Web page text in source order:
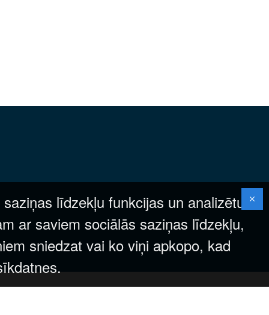
līdzekļu funkcijas un analizētu
ar saviem sociālās saziņas līdzekļu,
sniedzat vai ko viņi apkopo, kad